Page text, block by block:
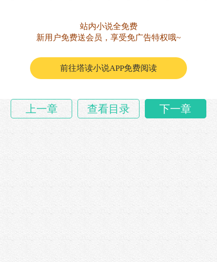
挖空，许敛失去了近仙物质的来源，实力……
站内小说全免费
新用户免费送会员，享受免广告特权哦~
前往塔读小说APP免费阅读
上一章 查看目录 下一章